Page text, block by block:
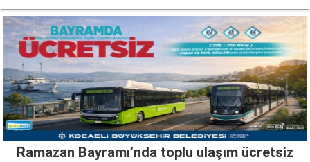
Ramazan Bayramı’nda toplu ulaşım ücretsiz